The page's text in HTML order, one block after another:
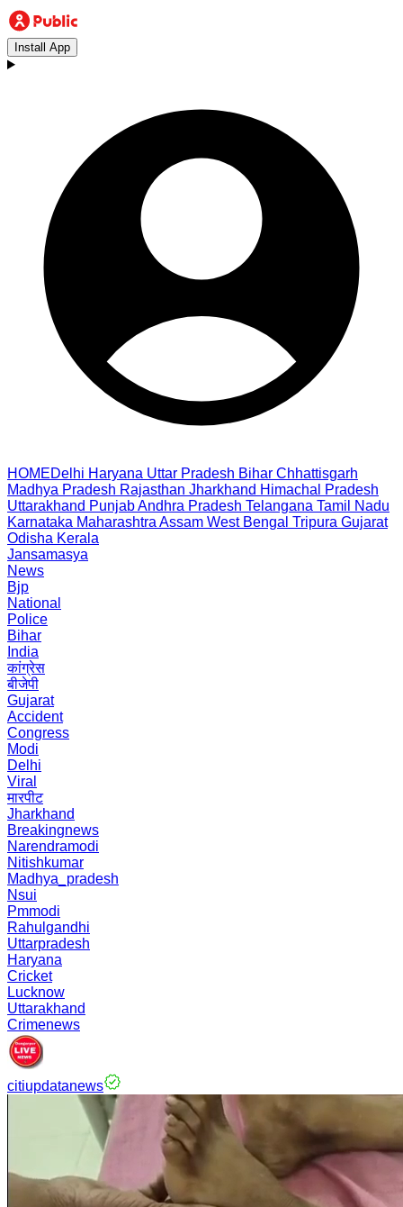
Install App
HOMEDelhi Haryana Uttar Pradesh Bihar Chhattisgarh
Madhya Pradesh Rajasthan Jharkhand Himachal Pradesh
Uttarakhand PunjabAndhra Pradesh Telangana Tamil Nadu
Karnataka Maharashtra Assam West Bengal Tripura Gujarat
Odisha Kerala
Jansamasya
News
Bjp
National
Police
Bihar
India
कांग्रेस
बीजेपी
Gujarat
Accident
Congress
Modi
Delhi
Viral
मारपीट
Jharkhand
Breakingnews
Narendramodi
Nitishkumar
Madhya_pradesh
Nsui
Pmmodi
Rahulgandhi
Uttarpradesh
Haryana
Cricket
Lucknow
Uttarakhand
Crimenews
citiupdatanews